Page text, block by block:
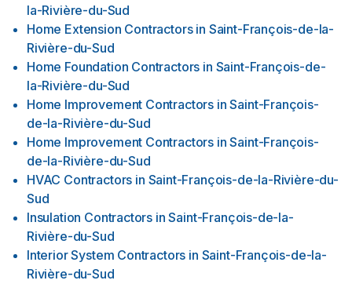
la-Rivière-du-Sud
Home Extension Contractors in Saint-François-de-la-
Rivière-du-Sud
Home Foundation Contractors in Saint-François-de-
la-Rivière-du-Sud
Home Improvement Contractors in Saint-François-
de-la-Rivière-du-Sud
Home Improvement Contractors in Saint-François-
de-la-Rivière-du-Sud
HVAC Contractors in Saint-François-de-la-Rivière-du-
Sud
Insulation Contractors in Saint-François-de-la-
Rivière-du-Sud
Interior System Contractors in Saint-François-de-la-
Rivière-du-Sud